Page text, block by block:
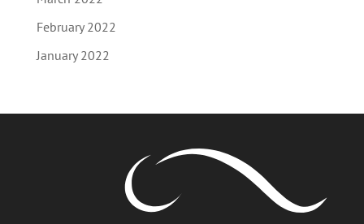
February 2022
January 2022